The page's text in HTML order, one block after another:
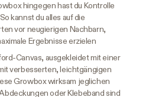
hingegen hast du Kontrolle
kannst du alles auf die
vor neugierigen Nachbarn,
Ergebnisse erzielen
Canvas, ausgekleidet mit einer
verbesserten, leichtgängigen
Growbox wirksam jeglichen
oder Klebeband sind